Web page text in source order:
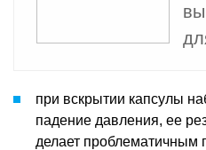
при вскрытии капсулы
падение давления, ее
делает проблематичным